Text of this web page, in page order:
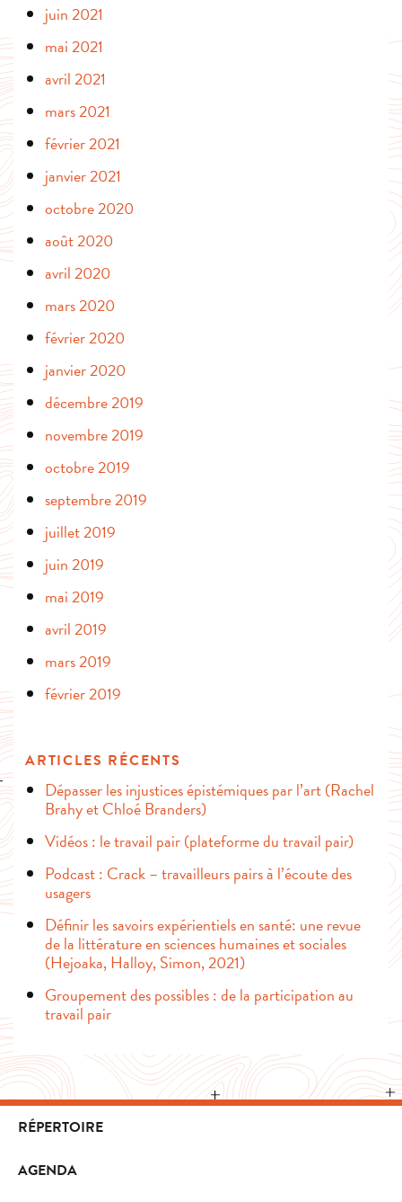
juin 2021
mai 2021
avril 2021
mars 2021
février 2021
janvier 2021
octobre 2020
août 2020
avril 2020
mars 2020
février 2020
janvier 2020
décembre 2019
novembre 2019
octobre 2019
septembre 2019
juillet 2019
juin 2019
mai 2019
avril 2019
mars 2019
février 2019
ARTICLES RÉCENTS
Dépasser les injustices épistémiques par l’art (Rachel
Brahy et Chloé Branders)
Vidéos : le travail pair (plateforme du travail pair)
Podcast : Crack – travailleurs pairs à l’écoute des
usagers
Définir les savoirs expérientiels en santé: une revue
de la littérature en sciences humaines et sociales
(Hejoaka, Halloy, Simon, 2021)
Groupement des possibles : de la participation au
travail pair
RÉPERTOIRE
AGENDA